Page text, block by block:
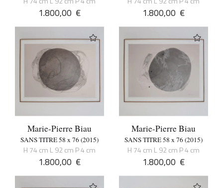
1.800,00 € 1.800,00 €
Marie-Pierre Biau
SANS TITRE 58 x 76 (2015)
H 74 cm L 92 cm P 4 cm
1.800,00 €
Marie-Pierre Biau
SANS TITRE 58 x 76 (2015)
H 74 cm L 92 cm P 4 cm
1.800,00 €